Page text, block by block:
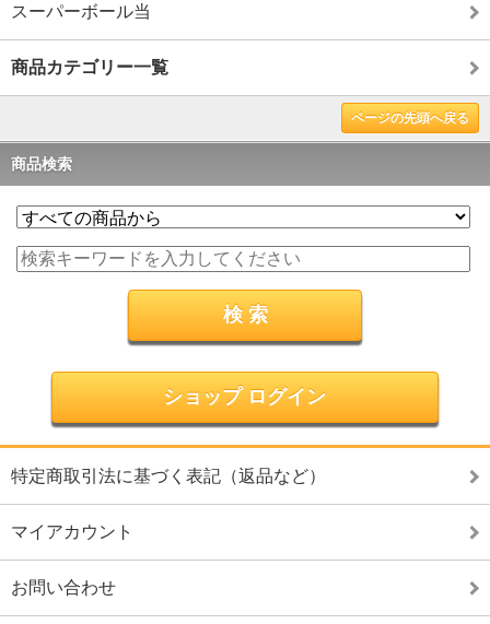
スーパーボール当
商品カテゴリー一覧
ページの先頭へ戻る
商品検索
ショップ ログイン
特定商取引法に基づく表記（返品など）
マイアカウント
お問い合わせ